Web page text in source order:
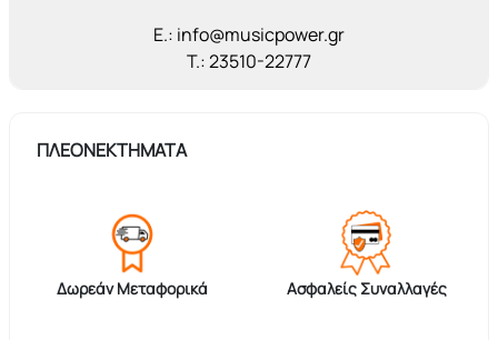
E.: info@musicpower.gr
T.: 23510-22777
ΠΛΕΟΝΕΚΤΗΜΑΤΑ
Δωρεάν Μεταφορικά Ασφαλείς Συναλλαγές